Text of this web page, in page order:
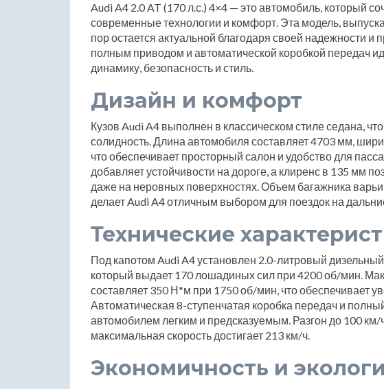
Audi A4 2.0 AT (170 л.с.) 4×4 — это автомобиль, который
современные технологии и комфорт. Эта модель,
пор остается актуальной благодаря своей надежности и
полным приводом и автоматической коробкой передач
динамику, безопасность и стиль.
Дизайн и комфорт
Кузов Audi A4 выполнен в классическом стиле седана,
солидность. Длина автомобиля составляет 4703 мм,
что обеспечивает просторный салон и удобство для
добавляет устойчивости на дороге, а клиренс в 135 мм
даже на неровных поверхностях. Объем багажника
делает Audi A4 отличным выбором для поездок на
Технические
Под капотом Audi A4 установлен 2.0-литровый
который выдает 170 лошадиных сил при 4200 об/мин.
составляет 350 Н*м при 1750 об/мин, что обеспечивает
Автоматическая 8-ступенчатая коробка передач и
автомобилем легким и предсказуемым. Разгон до 100 км/
максимальная скорость достигает 213 км/ч.
Экономичность и